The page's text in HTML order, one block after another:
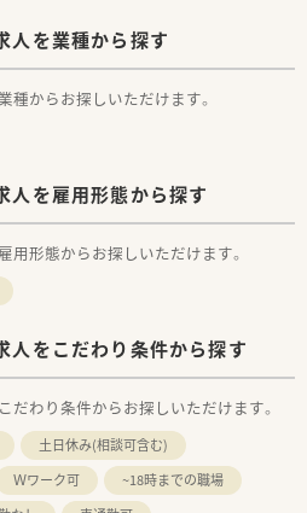
人を業種から探す
種からお探しいただけます。
人を雇用形態から探す
用形態からお探しいただけます。
人をこだわり条件から探す
だわり条件からお探しいただけます。
土日休み(相談可含む)
Ｗワーク可
~18時までの職場